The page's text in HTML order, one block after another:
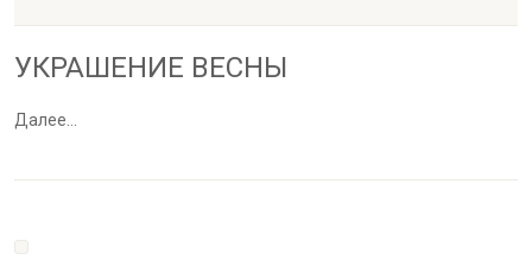
УКРАШЕНИЕ ВЕСНЫ
Далее…